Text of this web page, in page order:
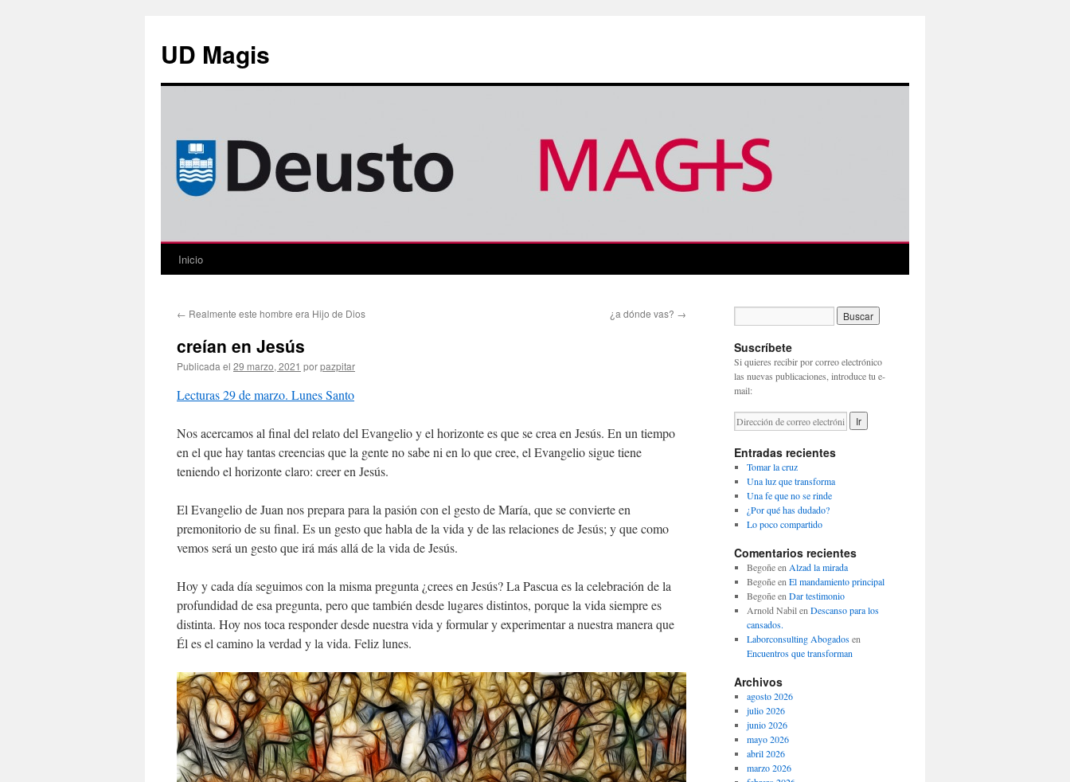
contenido
UD Magis
Inicio
← Realmente este hombre era Hijo de Dios ¿a dónde vas? →
creían en Jesús
Publicada el 29 marzo, 2021 porpazpitar
Lecturas 29 de marzo. Lunes Santo
Nos acercamos al final del relato del Evangelio y el horizonte es que se crea en Jesús. En un tiempo
en el que hay tantas creencias que la gente no sabe ni en lo que cree, el Evangelio sigue tiene
teniendo el horizonte claro: creer en Jesús.
El Evangelio de Juan nos prepara para la pasión con el gesto de María, que se convierte en
premonitorio de su final. Es un gesto que habla de la vida y de las relaciones de Jesús; y que como
vemos será un gesto que irá más allá de la vida de Jesús.
Hoy y cada día seguimos con la misma pregunta ¿crees en Jesús? La Pascua es la celebración de la
profundidad de esa pregunta, pero que también desde lugares distintos, porque la vida siempre es
distinta. Hoy nos toca responder desde nuestra vida y formular y experimentar a nuestra manera que
Él es el camino la verdad y la vida. Feliz lunes.
Suscríbete
Si quieres recibir por correo electrónico
las nuevas publicaciones, introduce tu e-
mail:
Entradas recientes
Tomar la cruz
Una luz que transforma
Una fe que no se rinde
¿Por qué has dudado?
Lo poco compartido
Comentarios recientes
Begoñeen Alzad la mirada
Begoñeen El mandamiento principal
Begoñeen Dar testimonio
Arnold Nabilen Descanso para los
cansados.
Laborconsulting Abogadosen
Encuentros que transforman
Archivos
agosto 2026
julio 2026
junio 2026
mayo 2026
abril 2026
marzo 2026